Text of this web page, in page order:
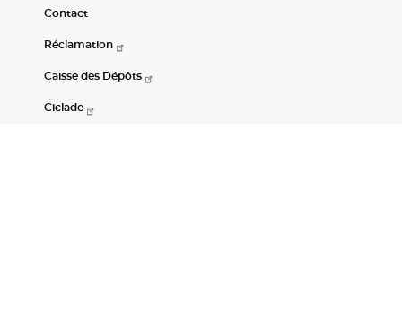
Contact
Réclamation
Caisse des Dépôts
Ciclade